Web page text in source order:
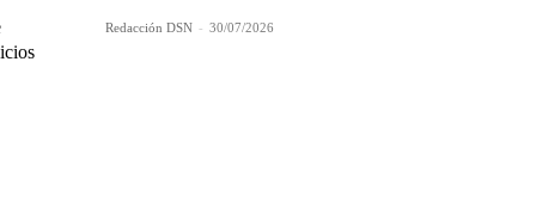
Redacción DSN - 30/07/2026